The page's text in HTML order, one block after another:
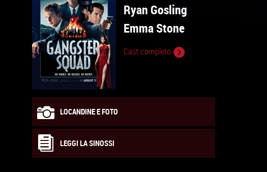
Ryan Gosling
Emma Stone
Cast completo
LOCANDINE E FOTO
LEGGI LA SINOSSI